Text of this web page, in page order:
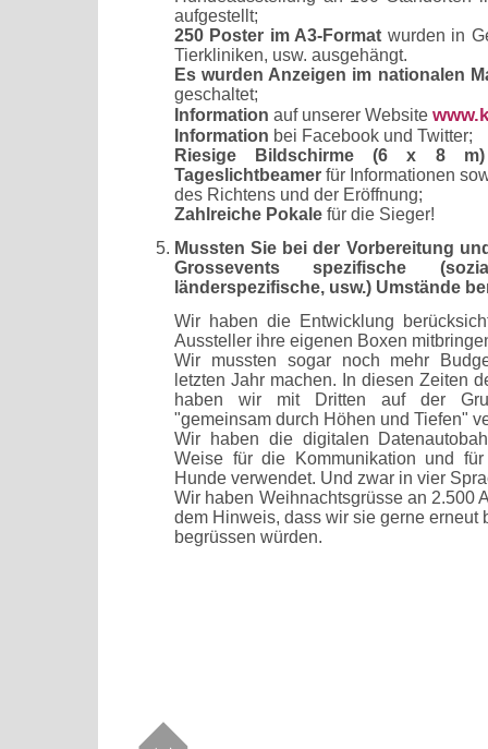
aufgestellt;
250 Poster im A3-Format wurden in
Tierkliniken, usw. ausgehängt.
Es wurden Anzeigen im nationalen
geschaltet;
Information auf unserer Website
Information bei Facebook und Twitter;
Riesige Bildschirme (6 x 8 m)
Tageslichtbeamer für Informationen
des Richtens und der Eröffnung;
Zahlreiche Pokale für die Sieger!
Mussten Sie bei der Vorbereitung
Grossevents spezifische
länderspezifische, usw.) Umstände
Wir haben die Entwicklung
Aussteller ihre eigenen Boxen
Wir mussten sogar noch mehr
letzten Jahr machen. In diesen Zeiten
haben wir mit Dritten auf der
"gemeinsam durch Höhen und Tiefen"
Wir haben die digitalen
Weise für die Kommunikation und
Hunde verwendet. Und zwar in vier
Wir haben Weihnachtsgrüsse an 2.500
dem Hinweis, dass wir sie gerne erneut
begrüssen würden.